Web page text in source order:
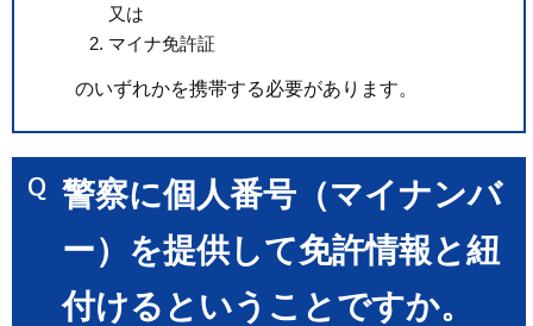
又は
マイナ免許証
のいずれかを携帯する必要があります。
警察に個人番号（マイナンバ
ー）を提供して免許情報と紐
付けるということですか。